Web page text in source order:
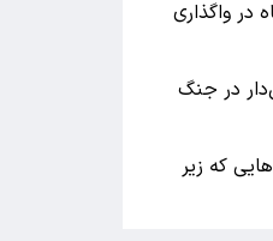
در واگذاری
در جنگ
که زیر